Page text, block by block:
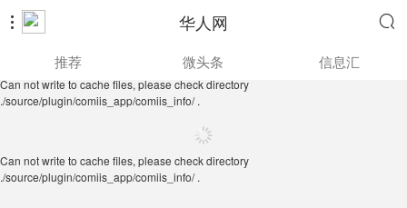
 华人网 
./source/plugin/comiis_app/comiis_info/ .
推荐 微头条 信息汇
Can not write to cache files, please check directory
./source/plugin/comiis_app/comiis_info/ .
Can not write to cache files, please check directory
./source/plugin/comiis_app/comiis_info/ .